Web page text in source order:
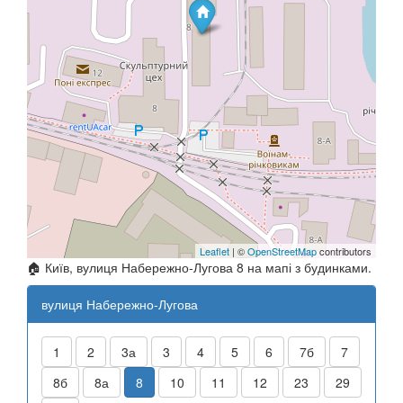
Leaflet | ©OpenStreetMapcontributors
🏠 Київ, вулиця Набережно-Лугова 8 на мапі з будинками.
вулиця Набережно-Лугова
1 2 3а 3 4 5 6 7б
7
8б
8а 8 10 11 12 23 29